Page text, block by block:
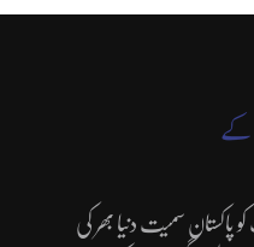
سمیت دنیا بھر کی